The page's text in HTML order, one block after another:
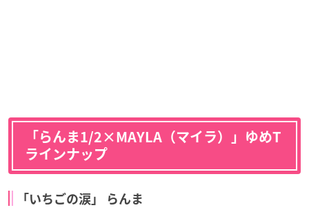
「らんま1/2×MAYLA（マイラ）」ゆめT
ラインナップ
「いちごの涙」 らんま